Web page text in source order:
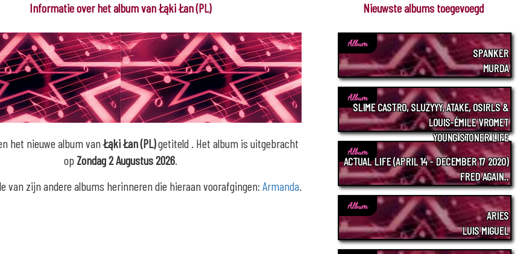
Informatie over het album van Łąki Łan (PL)
het nieuwe album van Łąki Łan (PL)getiteld . Het album is uitgebracht
op Zondag 2 Augustus 2026.
van zijn andere albums herinneren die hieraan voorafgingen: Armanda.
Nieuwste albums toegevoegd
Album
SPANKER
MURDA
Album
SLIME CASTRO, SLUZYYY, ATAKE, OSIRLS &
LOUIS-ÉMILE VROMET
YOUNG STONER LIFE
Album
ACTUAL LIFE (APRIL 14 - DECEMBER 17 2020)
FRED AGAIN..
Album
ARIES
LUIS MIGUEL